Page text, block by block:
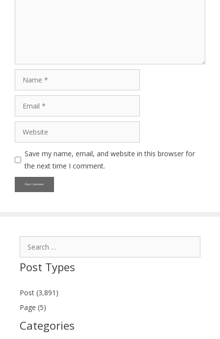
Website
Save my name, email, and website in this browser for
the next time I comment.
Post Types
Post (3,891)
Page (5)
Categories